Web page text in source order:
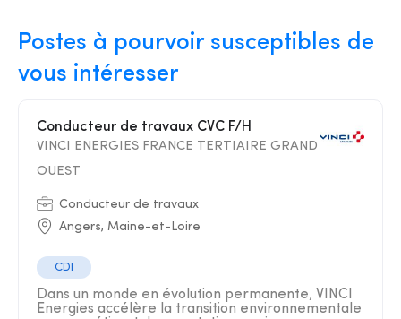
Postes à pourvoir susceptibles de
vous intéresser
Conducteur de travaux CVC F/H
VINCI ENERGIES FRANCE TERTIAIRE GRAND
OUEST
Conducteur de travaux
Angers, Maine-et-Loire
CDI
Dans un monde en évolution permanente, VINCI
Energies accélère la transition environnementale